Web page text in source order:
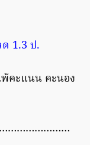
1.3 ป.
นน คะนอง